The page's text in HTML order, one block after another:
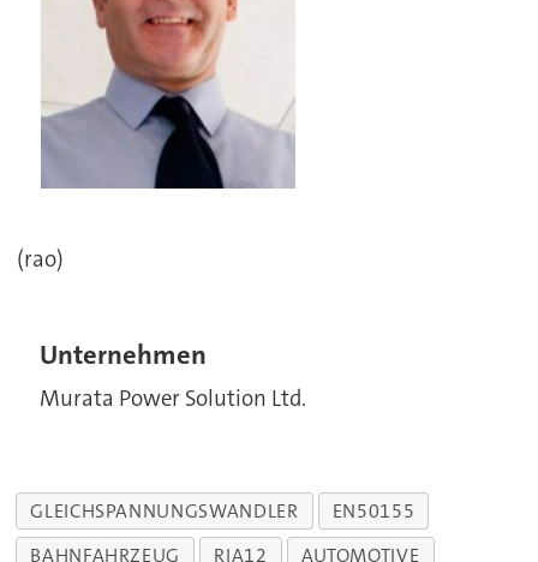
(rao)
Unternehmen
Murata Power Solution Ltd.
GLEICHSPANNUNGSWANDLER
EN50155
BAHNFAHRZEUG
RIA12 AUTOMOTIVE